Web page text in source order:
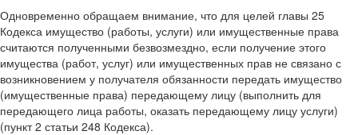
Одновременно обращаем внимание, что для целей главы 25
Кодекса имущество (работы, услуги) или имущественные права
считаются полученными безвозмездно, если получение этого
имущества (работ, услуг) или имущественных прав не связано с
возникновением у получателя обязанности передать имущество
(имущественные права) передающему лицу (выполнить для
передающего лица работы, оказать передающему лицу услуги)
(пункт 2 статьи 248 Кодекса).